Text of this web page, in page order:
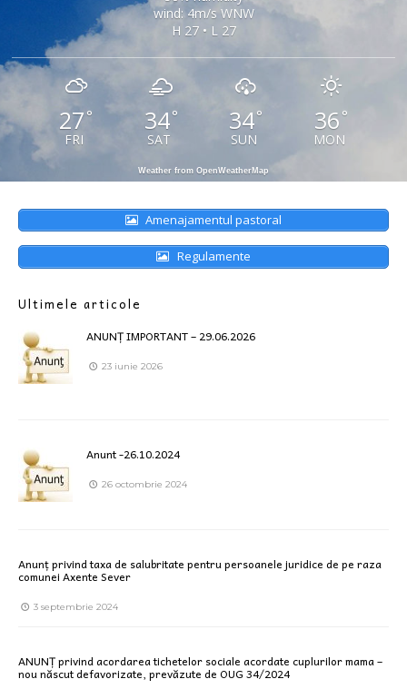
wind: 4m/s WNW
H 27 • L 27
27 °
FRI
34°
SAT
34°
SUN
36 °
MON
Weather from OpenWeatherMap
Amenajamentul pastoral
Regulamente
Ultimele articole
ANUNȚ IMPORTANT – 29.06.2026
23 iunie 2026
Anunt -26.10.2024
26 octombrie 2024
Anunț privind taxa de salubritate pentru persoanele juridice de pe raza
comunei Axente Sever
3 septembrie 2024
ANUNȚ privind acordarea tichetelor sociale acordate cuplurilor mama –
nou născut defavorizate, prevăzute de OUG 34/2024